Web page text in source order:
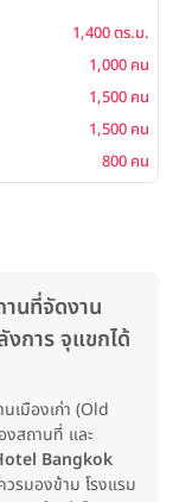
1,400 ตร.ม.
1,000 คน
1,500 คน
1,500 คน
800 คน
นที่จัดงาน
การ จุแขกได้
นเมืองเก่า (Old
งสถานที่ และ
Bangkok
รมองข้าม โรงแรม